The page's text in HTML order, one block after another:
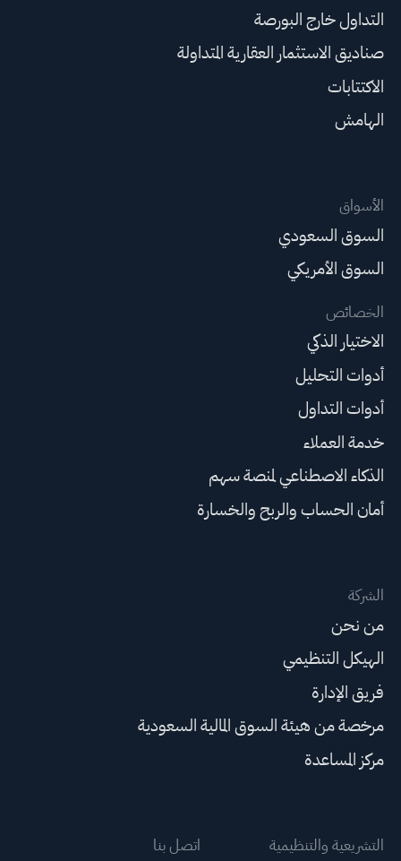
التداول خارج البورصة
صناديق الاستثمار العقارية المتداولة
الاكتتابات
الهامش
الأسواق
السوق السعودي
السوق الأمريكي
الخصائص
الاختيار الذكي
أدوات التحليل
أدوات التداول
خدمة العملاء
الذكاء الاصطناعي لمنصة سهم
أمان الحساب والربح والخسارة
الشركة
من نحن
الهيكل التنظيمي
فريق الإدارة
مرخصة من هيئة السوق المالية السعودية
مركز المساعدة
التشريعية والتنظيمية اتصل بنا